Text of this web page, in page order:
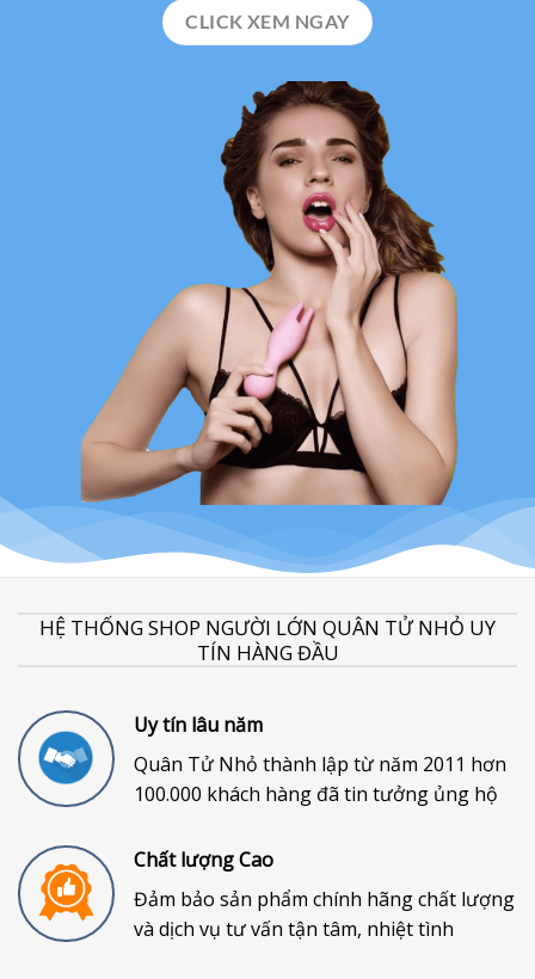
CLICK XEM NGAY
HỆ THỐNG SHOP NGƯỜI LỚN QUÂN TỬ NHỎ UY
TÍN HÀNG ĐẦU
Uy tín lâu năm
Quân Tử Nhỏ thành lập từ năm 2011 hơn
100.000 khách hàng đã tin tưởng ủng hộ
Chất lượng Cao
Đảm bảo sản phẩm chính hãng chất lượng
và dịch vụ tư vấn tận tâm, nhiệt tình